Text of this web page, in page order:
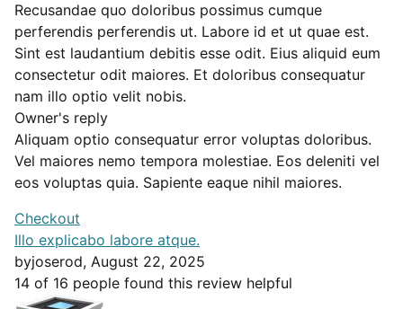
Recusandae quo doloribus possimus cumque
perferendis perferendis ut. Labore id et ut quae est.
Sint est laudantium debitis esse odit. Eius aliquid eum
consectetur odit maiores. Et doloribus consequatur
nam illo optio velit nobis.
Owner's reply
Aliquam optio consequatur error voluptas doloribus.
Vel maiores nemo tempora molestiae. Eos deleniti vel
eos voluptas quia. Sapiente eaque nihil maiores.
Checkout
Illo explicabo labore atque.
byjoserod, August 22, 2025
14 of 16 people found this review helpful